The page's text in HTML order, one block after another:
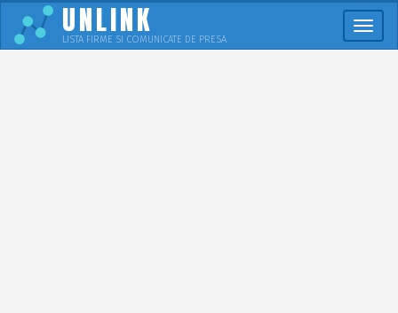
UNLINK
LISTA FIRME SI COMUNICATE DE PRESA